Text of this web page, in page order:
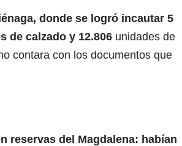
donde se logró incautar 5
de calzado y 12.806 unidades de
contara con los documentos que
reservas del Magdalena: habían